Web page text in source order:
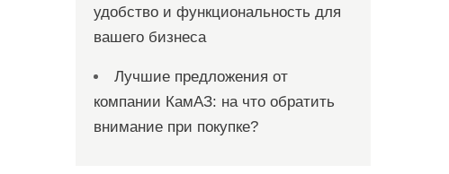
удобство и функциональность для
вашего бизнеса
Лучшие предложения от
компании КамАЗ: на что обратить
внимание при покупке?